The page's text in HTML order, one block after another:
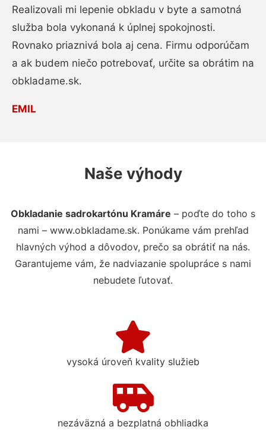
Realizovali mi lepenie obkladu v byte a samotná
služba bola vykonaná k úplnej spokojnosti.
Rovnako priaznivá bola aj cena. Firmu odporúčam
a ak budem niečo potrebovať, určite sa obrátim na
obkladame.sk.
EMIL
Naše výhody
Obkladanie sadrokartónu Kramáre – poďte do toho s
nami – www.obkladame.sk. Ponúkame vám prehľad
hlavných výhod a dôvodov, prečo sa obrátiť na nás.
Garantujeme vám, že nadviazanie spolupráce s nami
nebudete ľutovať.
vysoká úroveň kvality služieb
nezáväzná a bezplatná obhliadka